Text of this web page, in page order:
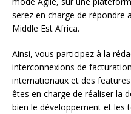
serez en charge de répondre
Middle Est Africa.
Ainsi, vous participez à la
interconnexions de
internationaux et des
êtes en charge de réaliser la
bien le développement et les